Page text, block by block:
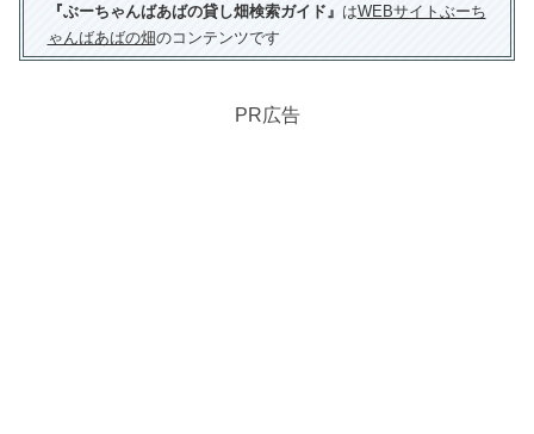
『ぶーちゃんばあばの貸し畑検索ガイド』 はWEBサイトぶーち
ゃんばあばの畑のコンテンツです
PR広告